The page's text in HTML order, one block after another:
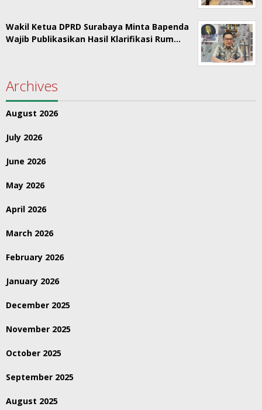
Wakil Ketua DPRD Surabaya Minta Bapenda
Wajib Publikasikan Hasil Klarifikasi Rum…
Archives
August 2026
July 2026
June 2026
May 2026
April 2026
March 2026
February 2026
January 2026
December 2025
November 2025
October 2025
September 2025
August 2025